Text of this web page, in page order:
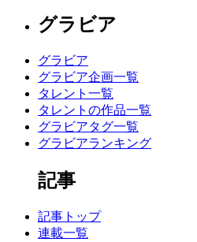
グラビア
グラビア
グラビア企画一覧
タレント一覧
タレントの作品一覧
グラビアタグ一覧
グラビアランキング
記事
記事トップ
連載一覧